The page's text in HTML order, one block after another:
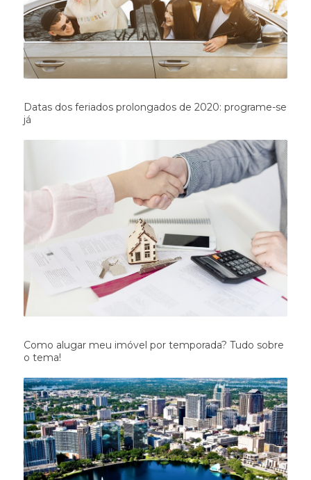
Datas dos feriados prolongados de 2020: programe-se
já
Como alugar meu imóvel por temporada? Tudo sobre
o tema!